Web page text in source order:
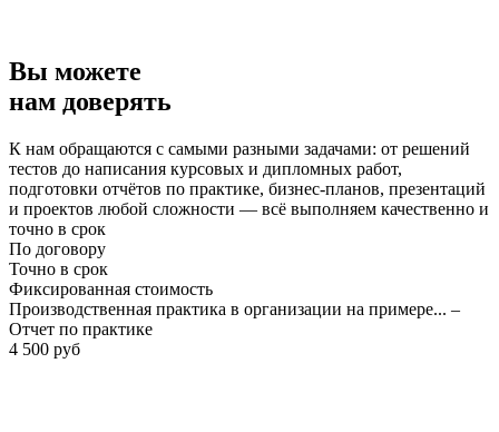
Вы можете
нам доверять
К нам обращаются с самыми разными задачами: от решений
тестов до написания курсовых и дипломных работ,
подготовки отчётов по практике, бизнес-планов, презентаций
и проектов любой сложности — всё выполняем качественно и
точно в срок
По договору
Точно в срок
Фиксированная стоимость
Производственная практика в организации на примере... –
Отчет по практике
4 500 руб